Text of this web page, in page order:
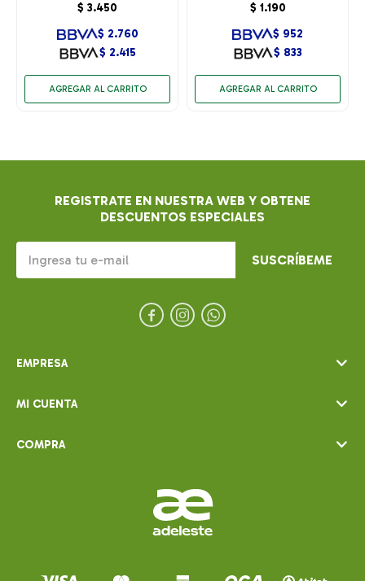
$ 3.450
$ 2.415
$ 2.760
$ 1.190
$ 833
$ 952
EMPRESA
MI CUENTA
COMPRA
REGISTRATE EN NUESTRA WEB Y OBTENE
DESCUENTOS ESPECIALES
SUSCRÍBEME
  